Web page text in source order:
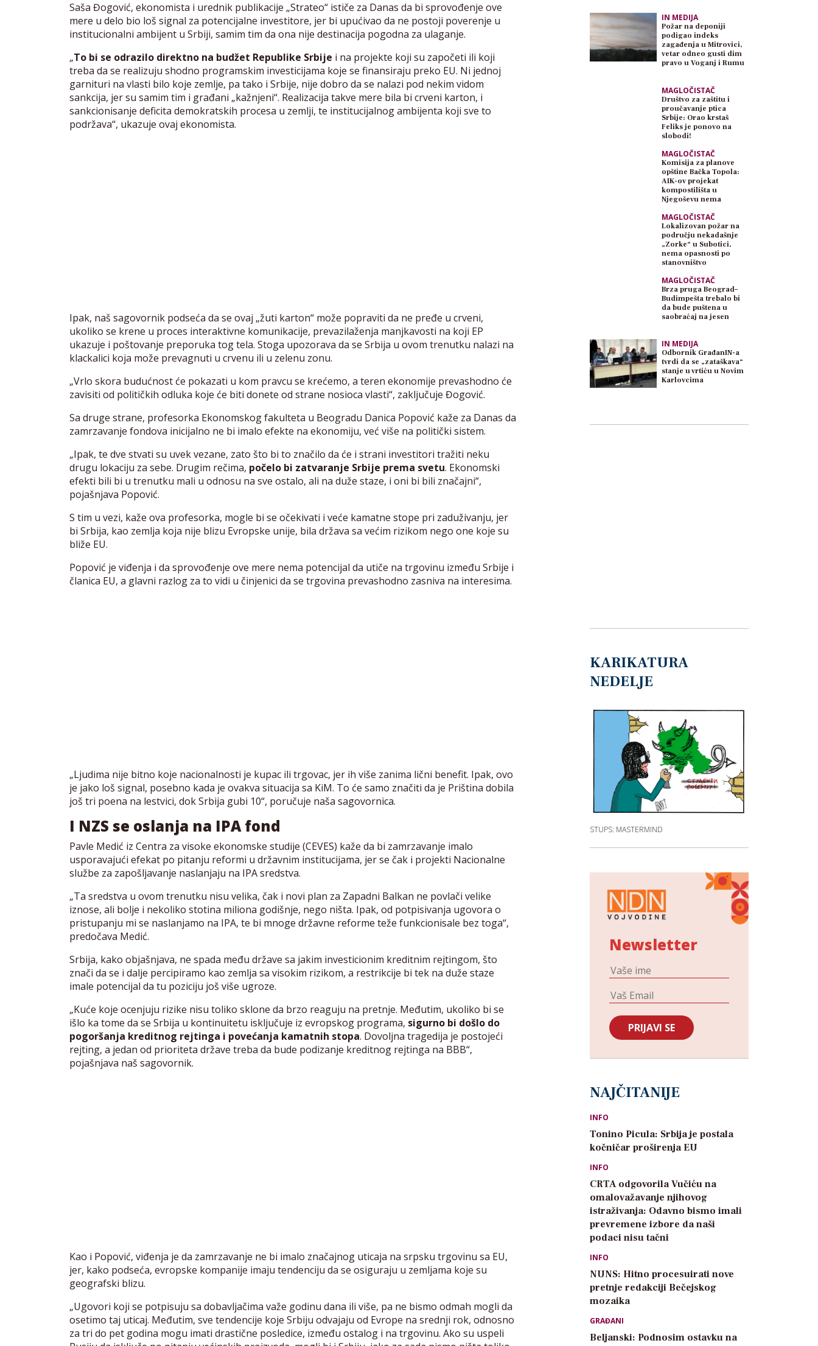
Saša Đogović, ekonomista i urednik publikacije „Strateo“ ističe za Danas da bi sprovođenje ove
mere u delo bio loš signal za potencijalne investitore, jer bi upućivao da ne postoji poverenje u
institucionalni ambijent u Srbiji, samim tim da ona nije destinacija pogodna za ulaganje.
„To bi se odrazilo direktno na budžet Republike Srbije i na projekte koji su započeti ili koji
treba da se realizuju shodno programskim investicijama koje se finansiraju preko EU. Ni jednoj
garnituri na vlasti bilo koje zemlje, pa tako i Srbije, nije dobro da se nalazi pod nekim vidom
sankcija, jer su samim tim i građani „kažnjeni“. Realizacija takve mere bila bi crveni karton, i
sankcionisanje deficita demokratskih procesa u zemlji, te institucijalnog ambijenta koji sve to
podržava“, ukazuje ovaj ekonomista.
Ipak, naš sagovornik podseća da se ovaj „žuti karton“ može popraviti da ne pređe u crveni,
ukoliko se krene u proces interaktivne komunikacije, prevazilaženja manjkavosti na koji EP
ukazuje i poštovanje preporuka tog tela. Stoga upozorava da se Srbija u ovom trenutku nalazi na
klackalici koja može prevagnuti u crvenu ili u zelenu zonu.
„Vrlo skora budućnost će pokazati u kom pravcu se krećemo, a teren ekonomije prevashodno će
zavisiti od političkih odluka koje će biti donete od strane nosioca vlasti“, zaključuje Đogović.
Sa druge strane, profesorka Ekonomskog fakulteta u Beogradu Danica Popović kaže za Danas da
zamrzavanje fondova inicijalno ne bi imalo efekte na ekonomiju, već više na politički sistem.
„Ipak, te dve stvati su uvek vezane, zato što bi to značilo da će i strani investitori tražiti neku
drugu lokaciju za sebe. Drugim rečima, počelo bi zatvaranje Srbije prema svetu. Ekonomski
efekti bili bi u trenutku mali u odnosu na sve ostalo, ali na duže staze, i oni bi bili značajni“,
pojašnjava Popović.
S tim u vezi, kaže ova profesorka, mogle bi se očekivati i veće kamatne stope pri zaduživanju, jer
bi Srbija, kao zemlja koja nije blizu Evropske unije, bila država sa većim rizikom nego one koje su
bliže EU.
Popović je viđenja i da sprovođenje ove mere nema potencijal da utiče na trgovinu između Srbije i
članica EU, a glavni razlog za to vidi u činjenici da se trgovina prevashodno zasniva na interesima.
„Ljudima nije bitno koje nacionalnosti je kupac ili trgovac, jer ih više zanima lični benefit. Ipak, ovo
je jako loš signal, posebno kada je ovakva situacija sa KiM. To će samo značiti da je Priština dobila
još tri poena na lestvici, dok Srbija gubi 10“, poručuje naša sagovornica.
I NZS se oslanja na IPA fond
Pavle Medić iz Centra za visoke ekonomske studije (CEVES) kaže da bi zamrzavanje imalo
usporavajući efekat po pitanju reformi u državnim institucijama, jer se čak i projekti Nacionalne
službe za zapošljavanje naslanjaju na IPA sredstva.
„Ta sredstva u ovom trenutku nisu velika, čak i novi plan za Zapadni Balkan ne povlači velike
iznose, ali bolje i nekoliko stotina miliona godišnje, nego ništa. Ipak, od potpisivanja ugovora o
pristupanju mi se naslanjamo na IPA, te bi mnoge državne reforme teže funkcionisale bez toga“,
predočava Medić.
Srbija, kako objašnjava, ne spada među države sa jakim investicionim kreditnim rejtingom, što
znači da se i dalje percipiramo kao zemlja sa visokim rizikom, a restrikcije bi tek na duže staze
imale potencijal da tu poziciju još više ugroze.
„Kuće koje ocenjuju rizike nisu toliko sklone da brzo reaguju na pretnje. Međutim, ukoliko bi se
išlo ka tome da se Srbija u kontinuitetu isključuje iz evropskog programa, sigurno bi došlo do
pogoršanja kreditnog rejtinga i povećanja kamatnih stopa. Dovoljna tragedija je postojeći
rejting, a jedan od prioriteta države treba da bude podizanje kreditnog rejtinga na BBB“,
pojašnjava naš sagovornik.
Kao i Popović, viđenja je da zamrzavanje ne bi imalo značajnog uticaja na srpsku trgovinu sa EU,
jer, kako podseća, evropske kompanije imaju tendenciju da se osiguraju u zemljama koje su
geografski blizu.
„Ugovori koji se potpisuju sa dobavljačima važe godinu dana ili više, pa ne bismo odmah mogli da
osetimo taj uticaj. Međutim, sve tendencije koje Srbiju odvajaju od Evrope na srednji rok, odnosno
za tri do pet godina mogu imati drastične posledice, između ostalog i na trgovinu. Ako su uspeli
IN MEDIJA
Požar na deponiji
podigao indeks
zagađenja u Mitrovici,
vetar odneo gusti dim
pravo u Voganj i Rumu
MAGLOČISTAČ
Društvo za zaštitu i
proučavanje ptica
Srbije: Orao krstaš
Feliks je ponovo na
slobodi!
MAGLOČISTAČ
Komisija za planove
opštine Bačka Topola:
AIK-ov projekat
kompostilišta u
Njegoševu nema
MAGLOČISTAČ
Lokalizovan požar na
području nekadašnje
„Zorke“ u Subotici,
nema opasnosti po
stanovništvo
MAGLOČISTAČ
Brza pruga Beograd–
Budimpešta trebalo bi
da bude puštena u
saobraćaj na jesen
IN MEDIJA
Odbornik GrađanIN-a
tvrdi da se „zataškava“
stanje u vrtiću u Novim
Karlovcima
KARIKATURA
NEDELJE
STUPS: MASTERMIND
Newsletter
NAJČITANIJE
INFO
Tonino Picula: Srbija je postala
kočničar proširenja EU
INFO
CRTA odgovorila Vučiću na
omalovažavanje njihovog
istraživanja: Odavno bismo imali
prevremene izbore da naši
podaci nisu tačni
INFO
NUNS: Hitno procesuirati nove
pretnje redakciji Bečejskog
mozaika
GRAĐANI
Beljanski: Podnosim ostavku na